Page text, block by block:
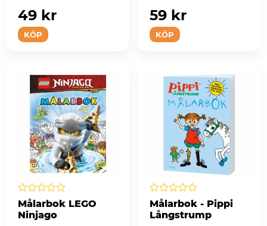
KÖP
49 kr
KÖP
59 kr
Målarbok LEGO
Ninjago
Målarbok - Pippi
Långstrump